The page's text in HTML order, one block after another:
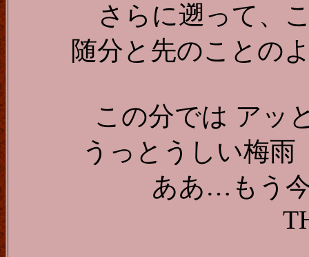
さらに遡って、
随分と先のことの
この分では アッ
うっとうしい梅
ああ…もう